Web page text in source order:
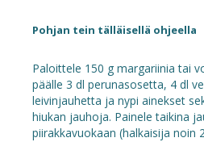
Pohjan tein tälläisellä ohjeella
Paloittele 150 g margariinia tai
päälle 3 dl perunasosetta, 4 dl
leivinjauhetta ja nypi ainekset
hiukan jauhoja. Painele taikina
piirakkavuokaan (halkaisija noin